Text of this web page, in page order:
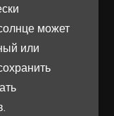
может
или